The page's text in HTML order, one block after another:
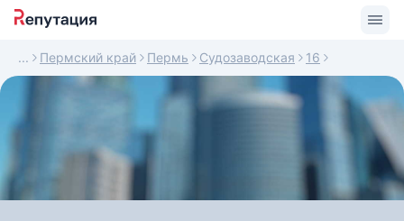
Пермский край Пермь Судозаводская 16